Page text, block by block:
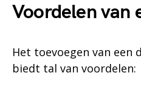
Voordelen van
Het toevoegen van een
biedt tal van voordelen: